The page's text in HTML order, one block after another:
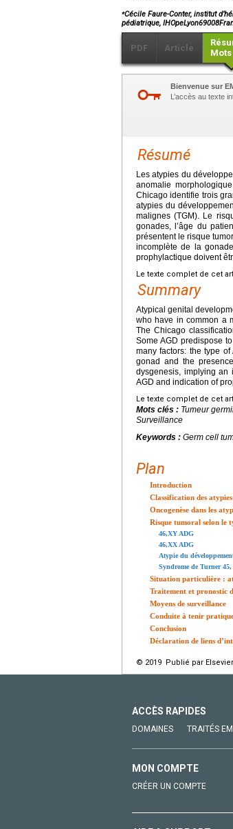
⁎Cécile Faure-Conter, institut
pédiatrique,
PDF Article
Bienvenue sur
L’accès au texte
Résumé
Les atypies du
anomalie
Chicago identifie trois
atypies du
malignes (TGM). Le
gonades, l’âge du
présentent le risque
incomplète de la
prophylactique doivent
Le texte complet de cet
Summary
Atypical genital
who have in common a
The Chicago
Some AGD predispose
many factors: the type
gonad and the
dysgenesis, implying an
AGD and indication of
Le texte complet de cet
Mots clés : Tumeur
Surveillance
Keywords : Germ cell
Plan
Introduction
Classification des
Oncogenèse dans les
Risque tumoral selon le
46,XY ADG
46,XX ADG
Atypie du
Syndrome de Turner
Situation particulière :
Traitement et pronostic
Moyens de surveillance
Conduite à tenir
Conclusion
Déclaration de liens
© 2019 Publié par
ACCÈS RAPIDES
DOMAINES TRAITÉS
MON COMPTE
CRÉER UN COMPTE